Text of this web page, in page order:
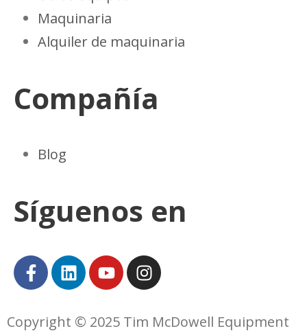
Maquinaria
Alquiler de maquinaria
Compañía
Blog
Síguenos en
Copyright © 2025 Tim McDowell Equipment